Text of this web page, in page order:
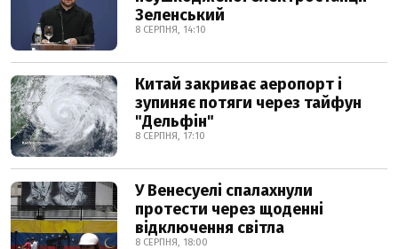
Зеленський
8 СЕРПНЯ, 14:10
Китай закриває аеропорт і
зупиняє потяги через тайфун
"Дельфін"
8 СЕРПНЯ, 17:10
У Венесуелі спалахнули
протести через щоденні
відключення світла
8 СЕРПНЯ, 18:00